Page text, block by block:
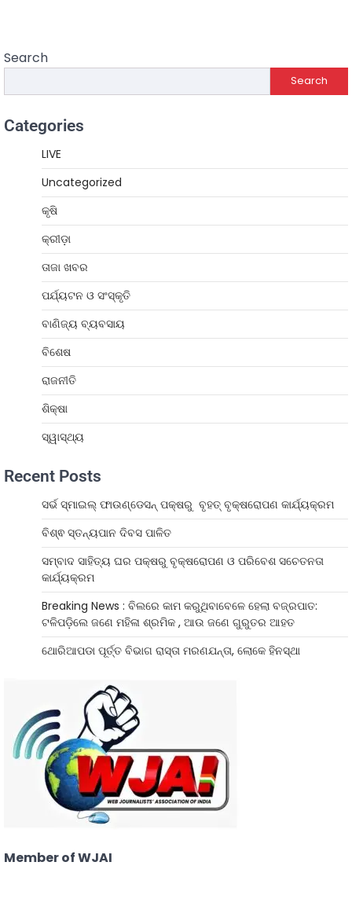
Search
Search
Categories
LIVE
Uncategorized
କୃଷି
କ୍ରୀଡ଼ା
ତାଜା ଖବର
ପର୍ଯ୍ୟଟନ ଓ ସଂସ୍କୃତି
ବାଣିଜ୍ୟ ବ୍ୟବସାୟ
ବିଶେଷ
ରାଜନୀତି
ଶିକ୍ଷା
ସ୍ୱାସ୍ଥ୍ୟ
Recent Posts
ସର୍ଭ ସ୍ମାଇଲ୍ ଫାଉଣ୍ଡେସନ୍ ପକ୍ଷରୁ ବୃହତ୍ ବୃକ୍ଷରୋପଣ କାର୍ଯ୍ୟକ୍ରମ
ବିଶ୍ଵ ସ୍ତନ୍ୟପାନ ଦିବସ ପାଳିତ
ସମ୍ବାଦ ସାହିତ୍ୟ ଘର ପକ୍ଷରୁ ବୃକ୍ଷରୋପଣ ଓ ପରିବେଶ ସଚେତନତା
କାର୍ଯ୍ୟକ୍ରମ
Breaking News : ବିଲରେ କାମ କରୁଥିବାବେଳେ ହେଲା ବଜ୍ରପାତ:
ଟଳିପଡ଼ିଲେ ଜଣେ ମହିଳା ଶ୍ରମିକ , ଆଉ ଜଣେ ଗୁରୁତର ଆହତ
ଥୋରିଆପଡା ପୂର୍ତ୍ତ ବିଭାଗ ରାସ୍ତା ମରଣଯନ୍ତା, ଲୋକେ ହିନସ୍ଥା
Member of WJAI